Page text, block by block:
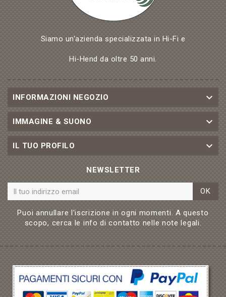
Siamo un'azienda specializzata in Hi-Fi e
Hi-Hend da oltre 50 anni.
INFORMAZIONI NEGOZIO 
IMMAGINE & SUONO 
IL TUO PROFILO 
NEWSLETTER
OK
Puoi annullare l'iscrizione in ogni momenti. A questo
scopo, cerca le info di contatto nelle note legali.